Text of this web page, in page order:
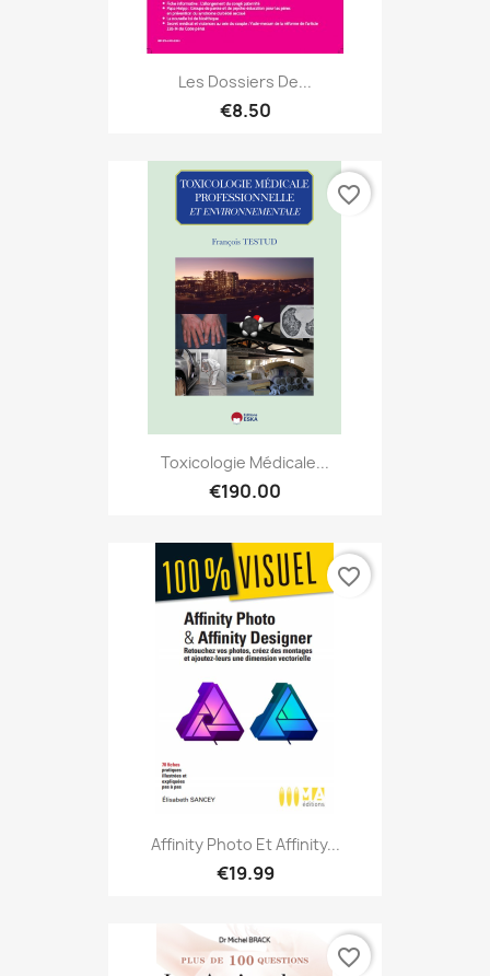
Les Dossiers De...
€8.50
Toxicologie Médicale...
€190.00
favorite_border
Affinity Photo Et Affinity...
€19.99
favorite_border
favorite_border